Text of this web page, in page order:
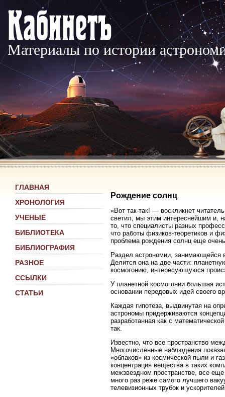
Материалы по истории
ГЛАВНАЯ
ХРОНОЛОГИЯ
УЧЕНЫЕ
БИБЛИОТЕКА
БИБЛИОГРАФИЯ
РАЗНОЕ
ССЫЛКИ
СТАТЬИ
Рождение солнц
«Вот так-так! — воскликнет
светил, мы этим интереснейшим и,
то, что специалисты разных
что работы физиков-теоретиков и
проблема рождения солнц еще
Раздел астрономии, занимающейся
Делится она на две части:
космогонию, интересующуюся
У планетной космогонии большая
основании передовых идей своего
Каждая гипотеза, выдвинутая на
астрономы придерживаются
разработанная как с
так.
Известно, что все пространство
Многочисленные наблюдения
«облаков» из космической пыли и
концентрация вещества в таких
межзвездном пространстве, все
много раз реже самого лучшего
телевизионных трубок и